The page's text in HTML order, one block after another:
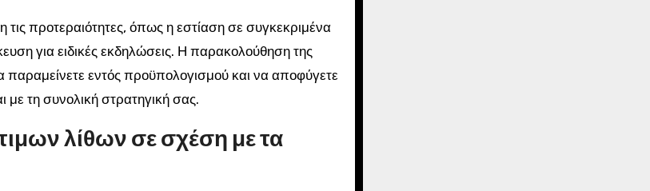
τις προτεραιότητες, όπως η εστίαση σε συγκεκριμένα
για ειδικές εκδηλώσεις. Η παρακολούθηση της
εντός προϋπολογισμού και να αποφύγετε
με τη συνολική στρατηγική σας.
λίθων σε σχέση με τα